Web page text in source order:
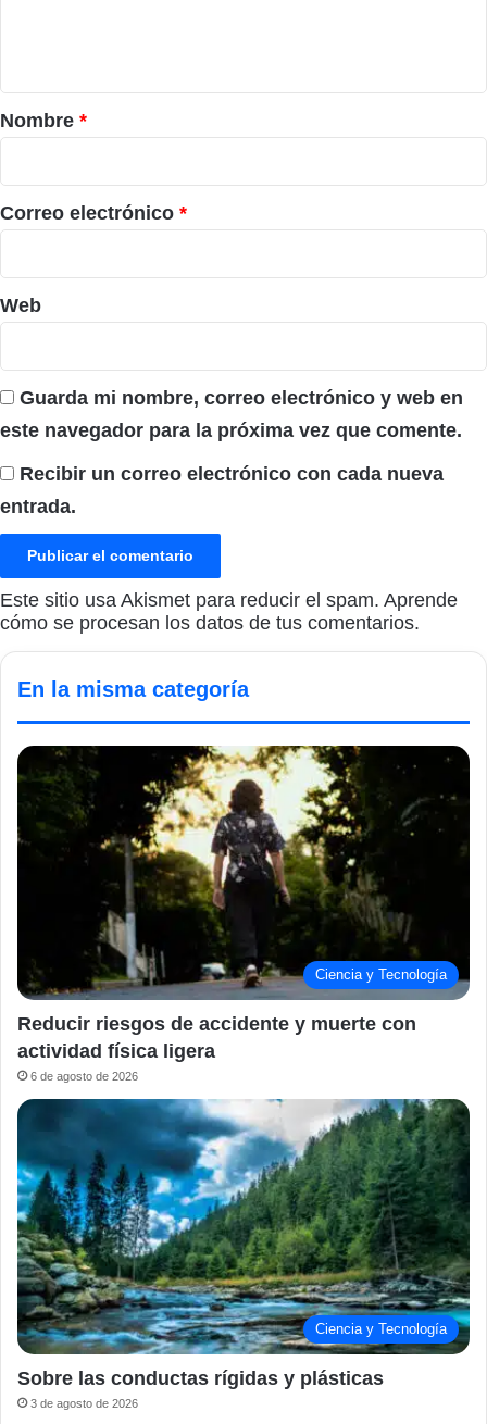
r
i
o
*
Nombre *
Correo electrónico *
Web
Guarda mi nombre, correo electrónico y web en
este navegador para la próxima vez que comente.
Recibir un correo electrónico con cada nueva
entrada.
Este sitio usa Akismet para reducir el spam. Aprende
cómo se procesan los datos de tus comentarios.
En la misma categoría
Ciencia y Tecnología
Reducir riesgos de accidente y muerte con
actividad física ligera
6 de agosto de 2026
Ciencia y Tecnología
Sobre las conductas rígidas y plásticas
3 de agosto de 2026